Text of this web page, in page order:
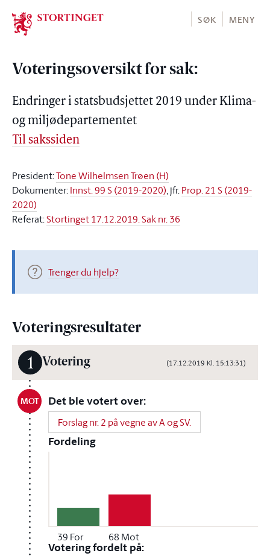
Stortinget.no
SØK MENY
Voteringsoversikt for sak:
Endringer i statsbudsjettet 2019 under Klima-
og miljødepartementet
Til sakssiden
President:Tone Wilhelmsen Trøen (H)
Dokumenter:Innst. 99 S (2019-2020), jfr.Prop. 21 S (2019-
2020)
Referat:Stortinget 17.12.2019. Sak nr. 36
Trenger du hjelp?
Voteringsresultater
1 Votering (17.12.2019 Kl. 15:13:31)
MOT Det ble votert over:
Forslag nr. 2 på vegne av A og SV.
Fordeling
39 For 68 Mot
Votering fordelt på: